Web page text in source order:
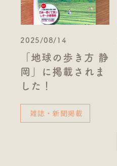
2025/08/14
「地球の歩き方 静
岡」に掲載されま
した！
雑誌・新聞掲載